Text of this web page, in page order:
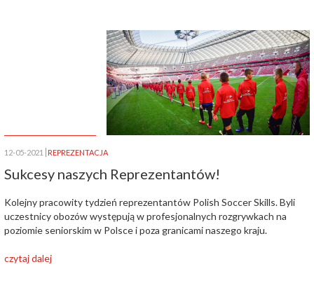
12-05-2021 REPREZENTACJA
Sukcesy naszych Reprezentantów!
Kolejny pracowity tydzień reprezentantów Polish Soccer Skills. Byli
uczestnicy obozów występują w profesjonalnych rozgrywkach na
poziomie seniorskim w Polsce i poza granicami naszego kraju.
czytaj dalej